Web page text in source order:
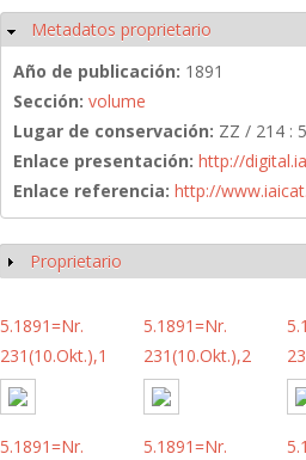
Ocultar
Metadatos proprietario
Año de publicación: 1891
Sección: volume
Lugar de conservación: ZZ / 214 :
Enlace presentación: http://
Enlace referencia: http://
Mostrar
Proprietario
5.1891=Nr.
231(10.Okt.),1
5.1891=Nr.
231(10.Okt.),2
5.1891=Nr.
5.1891=Nr.